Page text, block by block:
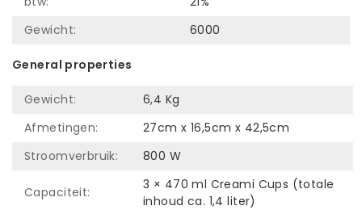
Gewicht:
6000
General properties
Gewicht:
6,4 Kg
Afmetingen:
27cm x 16,5cm x 42,5cm
Stroomverbruik:
800 W
Capaciteit:
3 × 470 ml Creami Cups (totale
inhoud ca. 1,4 liter)